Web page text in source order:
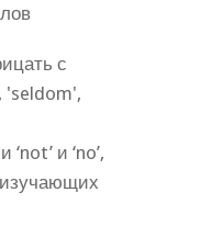
с
'seldom',
и ‘no’,
изучающих